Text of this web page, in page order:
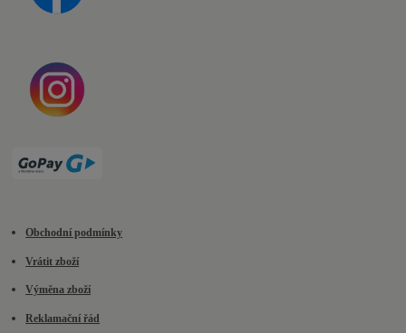
Obchodní podmínky
Vrátit zboží
Výměna zboží
Reklamační řád